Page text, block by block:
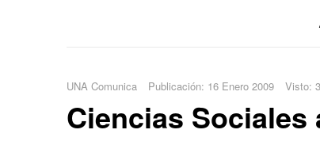
UNA Comunica Publicación: 16 Enero 2009 Visto:
Ciencias